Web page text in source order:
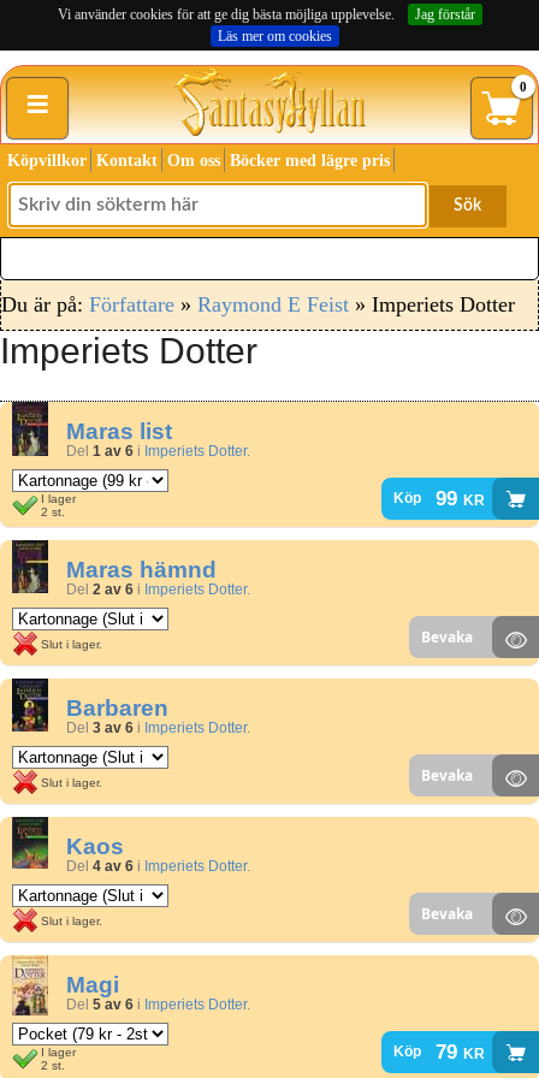
Vi använder cookies för att ge dig bästa möjliga upplevelse.
Jag förstår
Läs mer om cookies
≡ 0
Köpvillkor Kontakt Om oss Böcker med lägre pris
Sök
Du är på: Författare » Raymond E Feist » Imperiets Dotter
Imperiets Dotter
Maras list
Del 1 av 6 i Imperiets Dotter.
I lager
2 st.
Köp 99 kr
Maras hämnd
Del 2 av 6 i Imperiets Dotter.
Slut i lager. Bevaka
Barbaren
Del 3 av 6 i Imperiets Dotter.
Slut i lager. Bevaka
Kaos
Del 4 av 6 i Imperiets Dotter.
Slut i lager. Bevaka
Magi
Del 5 av 6 i Imperiets Dotter.
I lager
2 st.
Köp 79 kr